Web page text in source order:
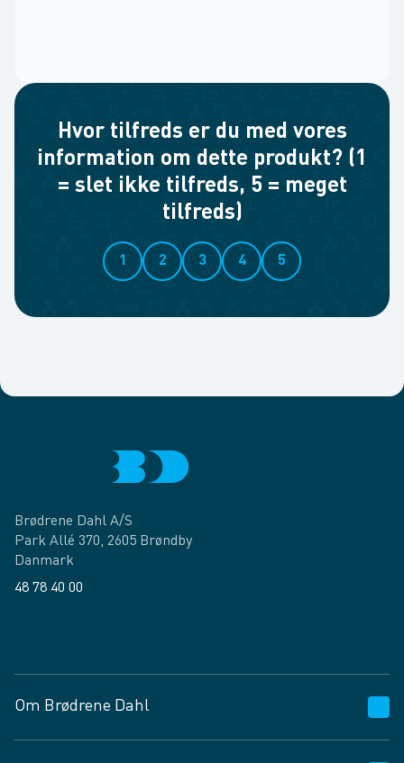
Hvor tilfreds er du med vores
information om dette produkt? (1
= slet ikke tilfreds, 5 = meget
tilfreds)
1 2 3 4 5
Brødrene Dahl A/S
Park Allé 370, 2605 Brøndby
Danmark
48 78 40 00
Om Brødrene Dahl